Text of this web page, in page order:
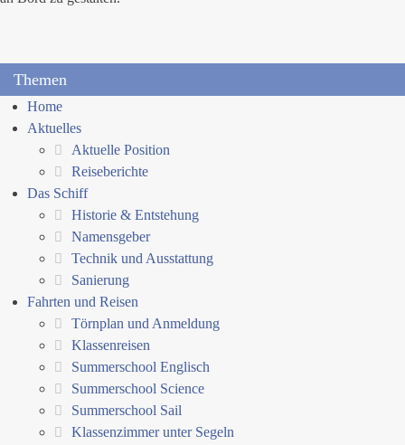
Themen
Home
Aktuelles
Aktuelle Position
Reiseberichte
Das Schiff
Historie & Entstehung
Namensgeber
Technik und Ausstattung
Sanierung
Fahrten und Reisen
Törnplan und Anmeldung
Klassenreisen
Summerschool Englisch
Summerschool Science
Summerschool Sail
Klassenzimmer unter Segeln